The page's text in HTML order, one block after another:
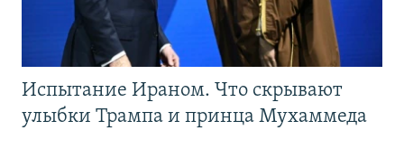
Испытание Ираном. Что скрывают
улыбки Трампа и принца Мухаммеда